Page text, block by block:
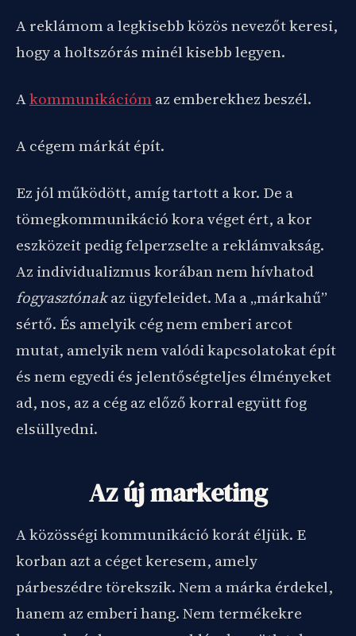
A reklámom a legkisebb közös nevezőt keresi,
hogy a holtszórás minél kisebb legyen.
Akommunikációmaz emberekhez beszél.
A cégem márkát épít.
Ez jól működött, amíg tartott a kor. De a
tömegkommunikáció kora véget ért, a kor
eszközeit pedig felperzselte a reklámvakság.
Az individualizmus korában nem hívhatod
fogyasztónakaz ügyfeleidet. Ma a „márkahű”
sértő. És amelyik cég nem emberi arcot
mutat, amelyik nem valódi kapcsolatokat épít
és nem egyedi és jelentőségteljes élményeket
ad, nos, az a cég az előző korral együtt fog
elsüllyedni.
Az új marketing
A közösségi kommunikáció korát éljük. E
korban azt a céget keresem, amely
párbeszédre törekszik. Nem a márka érdekel,
hanem az emberi hang. Nem termékekre